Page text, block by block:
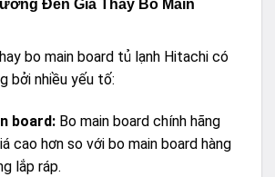
Đến Giá Thay Bo Main
bo main board tủ lạnh Hitachi có
bởi nhiều yếu tố:
board:Bo main board chính hãng
cao hơn so với bo main board hàng
lắp ráp.